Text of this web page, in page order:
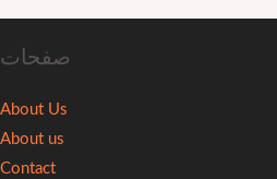
صفحات
About Us
About us
Contact